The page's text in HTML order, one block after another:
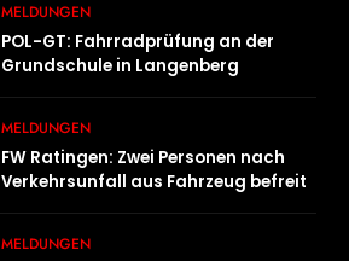
MELDUNGEN
POL-GT: Fahrradprüfung an der
Grundschule in Langenberg
MELDUNGEN
FW Ratingen: Zwei Personen nach
Verkehrsunfall aus Fahrzeug befreit
MELDUNGEN